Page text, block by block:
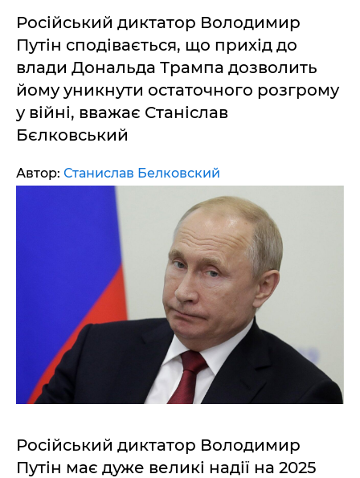
Російський диктатор Володимир
Путін сподівається, що прихід до
влади Дональда Трампа дозволить
йому уникнути остаточного розгрому
у війні, вважає Станіслав
Бєлковський
Автор: Станислав Белковский
Російський диктатор Володимир
Путін має дуже великі надії на 2025